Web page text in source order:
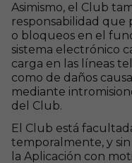
Asimismo, el Club
responsabilidad que
o bloqueos en el
sistema electrónico
carga en las líneas
como de daños
mediante
del Club.
El Club está
temporalmente, y sin
la Aplicación con